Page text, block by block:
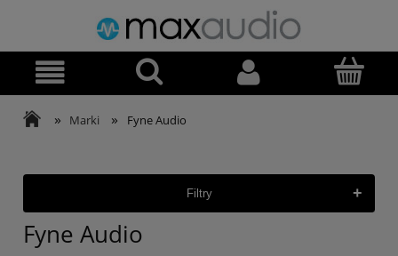
» Marki » Fyne Audio
Filtry +
Fyne Audio